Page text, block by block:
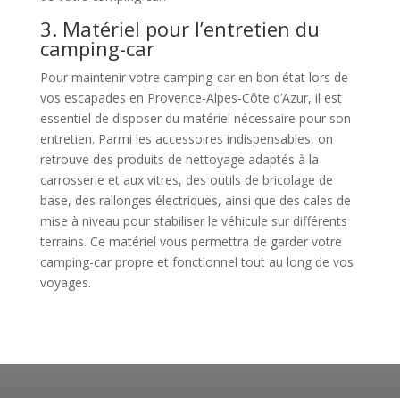
3. Matériel pour l’entretien du
camping-car
Pour maintenir votre camping-car en bon état lors de
vos escapades en Provence-Alpes-Côte d’Azur, il est
essentiel de disposer du matériel nécessaire pour son
entretien. Parmi les accessoires indispensables, on
retrouve des produits de nettoyage adaptés à la
carrosserie et aux vitres, des outils de bricolage de
base, des rallonges électriques, ainsi que des cales de
mise à niveau pour stabiliser le véhicule sur différents
terrains. Ce matériel vous permettra de garder votre
camping-car propre et fonctionnel tout au long de vos
voyages.